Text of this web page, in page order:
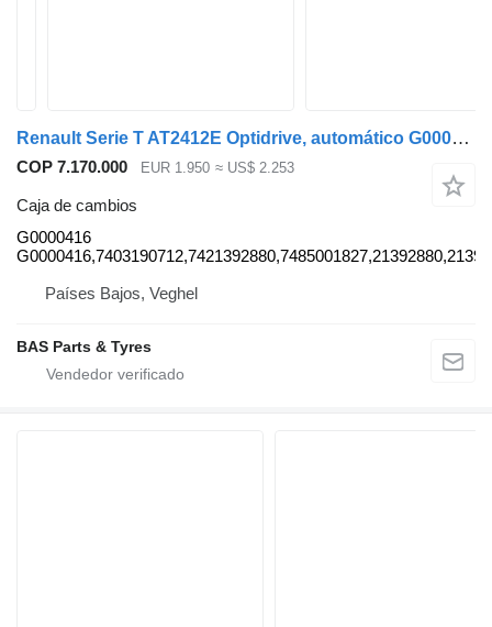
Renault Serie T AT2412E Optidrive, automático G0000416 caja de cambios para Renault T-Serie camión
COP 7.170.000 EUR 1.950 ≈ US$ 2.253
Caja de cambios
G0000416
Países Bajos, Veghel
BAS Parts & Tyres